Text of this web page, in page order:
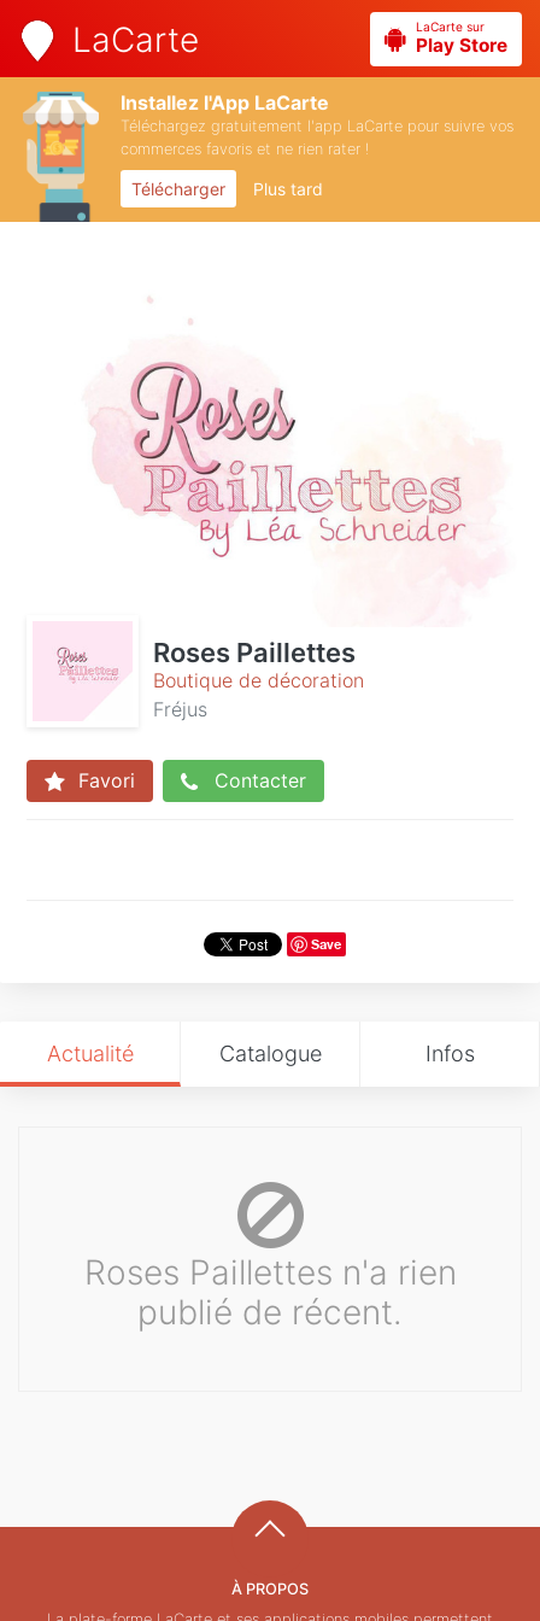
LaCarte LaCarte sur
Play Store
Installez l'App LaCarte
Téléchargez gratuitement l'app LaCarte pour suivre vos
commerces favoris et ne rien rater !
Télécharger Plus tard
Roses Paillettes
Boutique de décoration
Fréjus
Favori Contacter
Save
Actualité Catalogue Infos
Roses Paillettes n'a rien
publié de récent.
À PROPOS